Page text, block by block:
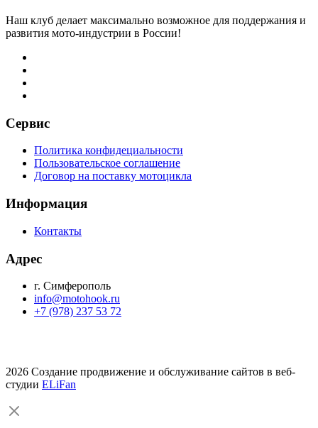
Наш клуб делает максимально возможное для поддержания и
развития мото-индустрии в России!
Сервис
Политика конфидециальности
Пользовательское соглашение
Договор на поставку мотоцикла
Информация
Контакты
Адрес
г. Симферополь
info@motohook.ru
+7 (978) 237 53 72
2026 Создание продвижение и обслуживание сайтов в веб-
студии ELiFan